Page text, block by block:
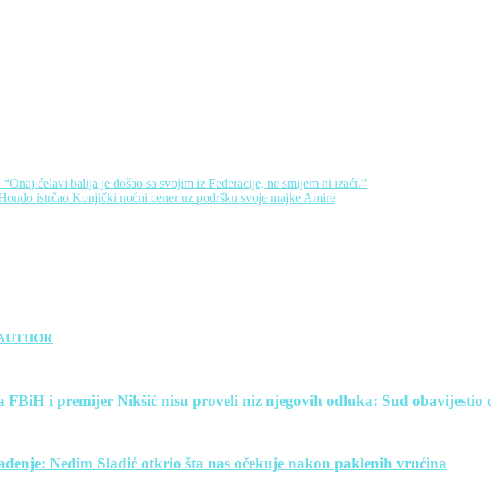
ćelavi balija je došao sa svojim iz Federacije, ne smijem ni izaći.”
istrčao Konjički noćni cener uz podršku svoje majke Amire
i premijer Nikšić nisu proveli niz njegovih odluka: Sud obavijestio
Nedim Sladić otkrio šta nas očekuje nakon paklenih vrućina